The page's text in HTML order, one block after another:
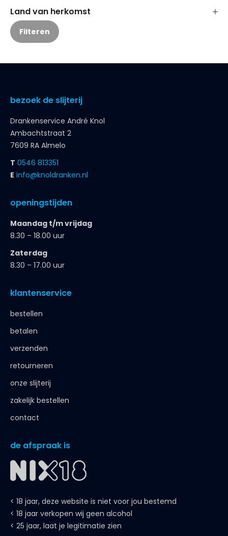
Land van herkomst
Filteren
bezoek de slijterij
Drankenservice André Knol
Ambachtstraat 2
7609 RA Almelo
T 0546 813351
E info@knoldranken.nl
openingstijden
Maandag t/m vrijdag
8.30 – 18.00 uur
Zaterdag
8.30 – 17.00 uur
klantenservice
bestellen
betalen
verzenden
retourneren
onze slijterij
zakelijk bestellen
contact
de afspraak is
< 18 jaar, deze website is niet voor jou bestemd
< 18 jaar verkopen wij geen alcohol
< 25 jaar, laat je legitimatie zien